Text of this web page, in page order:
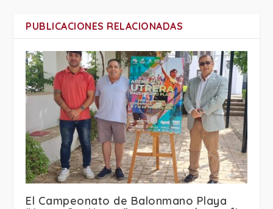
PUBLICACIONES RELACIONADAS
El Campeonato de Balonmano Playa